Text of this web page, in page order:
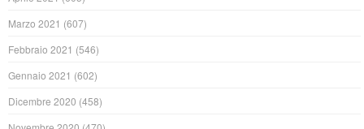
Marzo 2021 (607)
Febbraio 2021 (546)
Gennaio 2021 (602)
Dicembre 2020 (458)